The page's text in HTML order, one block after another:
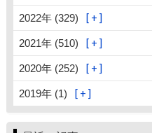
2022年 (329)
2021年 (510)
2020年 (252)
2019年 (1)